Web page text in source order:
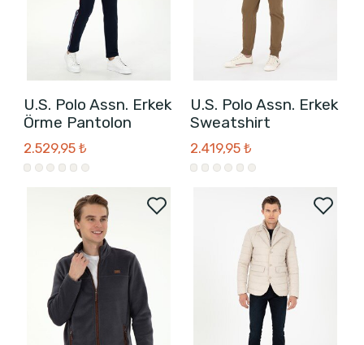
U.S. Polo Assn. Erkek
Örme Pantolon
2.529,95 ₺
U.S. Polo Assn. Erkek
Sweatshirt
2.419,95 ₺